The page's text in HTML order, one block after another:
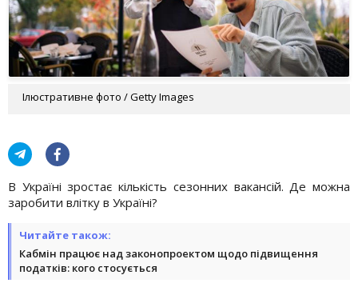
Ілюстративне фото / Getty Images
В Україні зростає кількість сезонних вакансій. Де можна
заробити влітку в Україні?
Читайте також:
Кабмін працює над законопроектом щодо підвищення
податків: кого стосується